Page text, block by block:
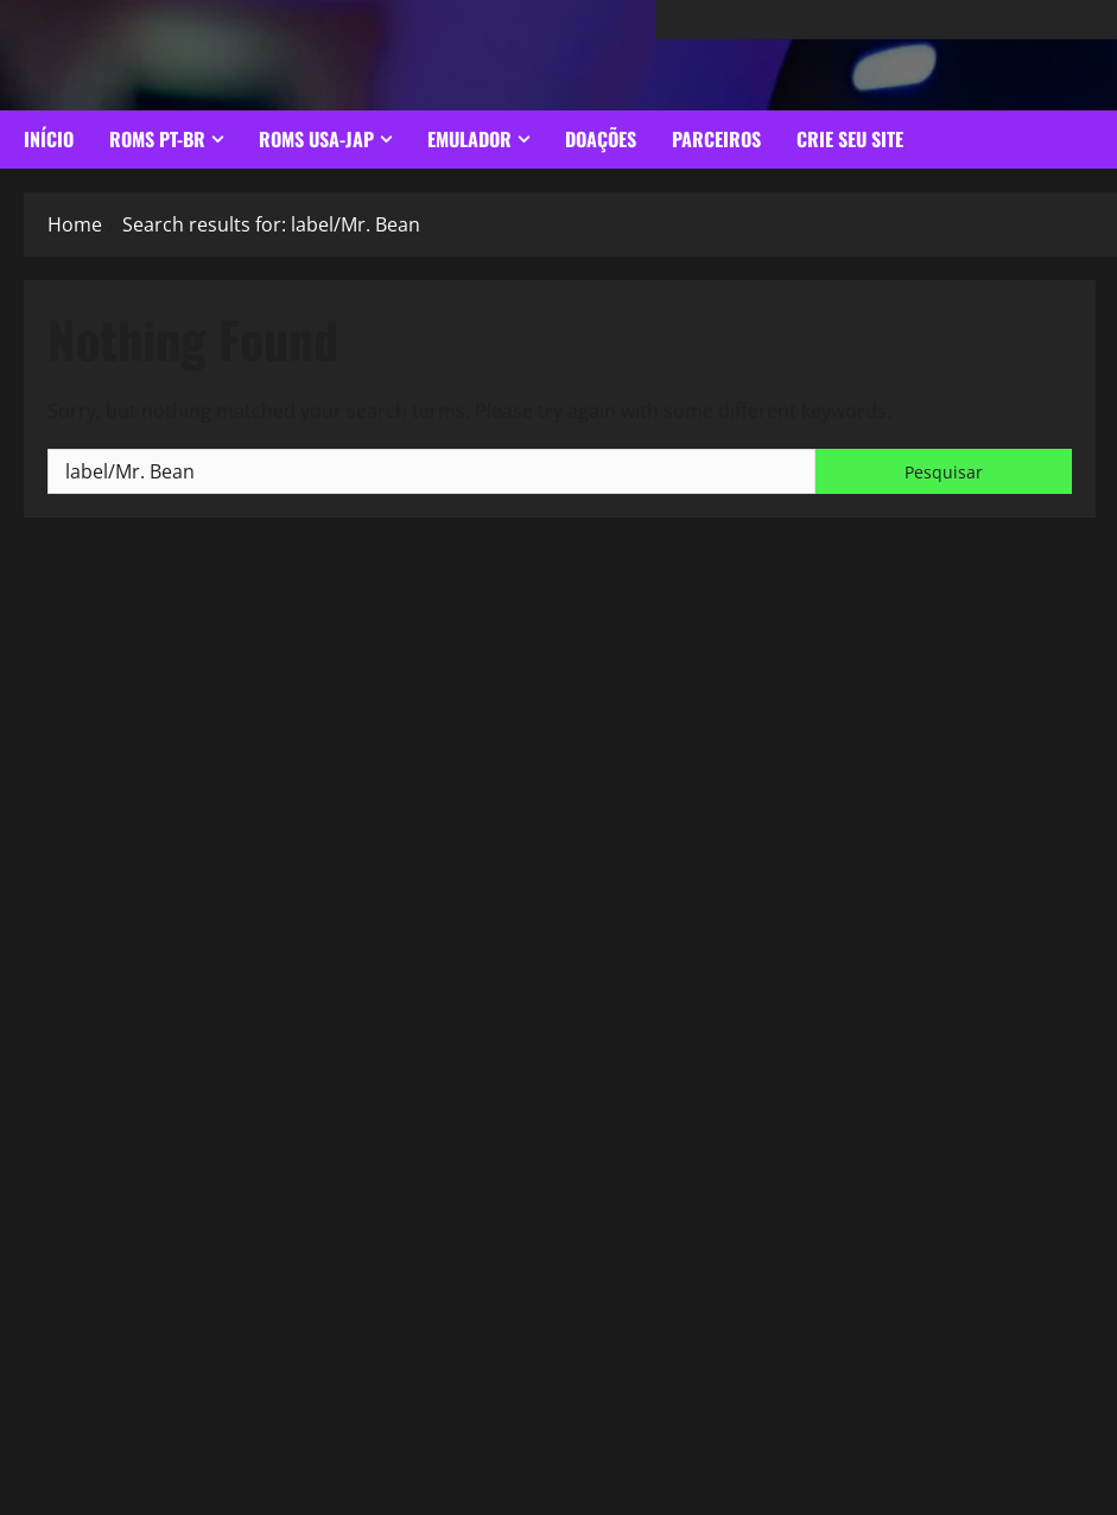
INÍCIO ROMS PT-BR ROMS USA-JAP EMULADOR DOAÇÕES PARCEIROS CRIE SEU SITE
Home Search results for: label/Mr. Bean
Pesquisar
por: